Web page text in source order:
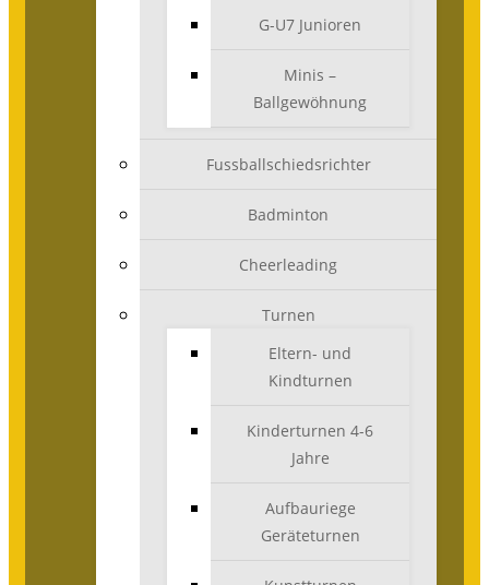
G-U7 Junioren
Minis –
Ballgewöhnung
Fussballschiedsrichter
Badminton
Cheerleading
Turnen
Eltern- und
Kindturnen
Kinderturnen 4-6
Jahre
Aufbauriege
Geräteturnen